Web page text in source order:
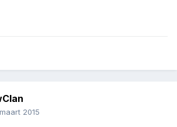
2015